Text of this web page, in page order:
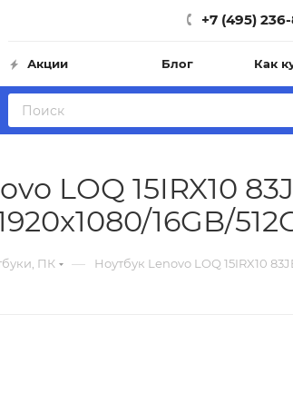
+7 (495)
Акции Блог Как
LOQ 15IRX10
16GB/
ПК — Ноутбук Lenovo LOQ 15IRX10